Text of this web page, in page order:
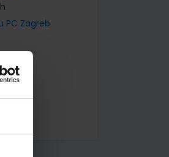
PC Zagreb